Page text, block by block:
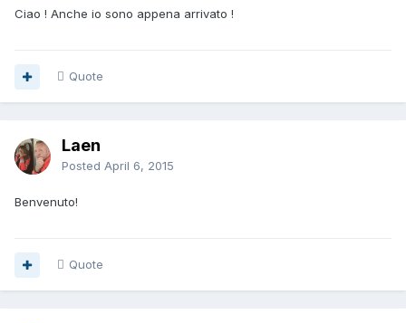
Ciao ! Anche io sono appena arrivato !
Quote
Laen
Posted April 6, 2015
Benvenuto!
Quote